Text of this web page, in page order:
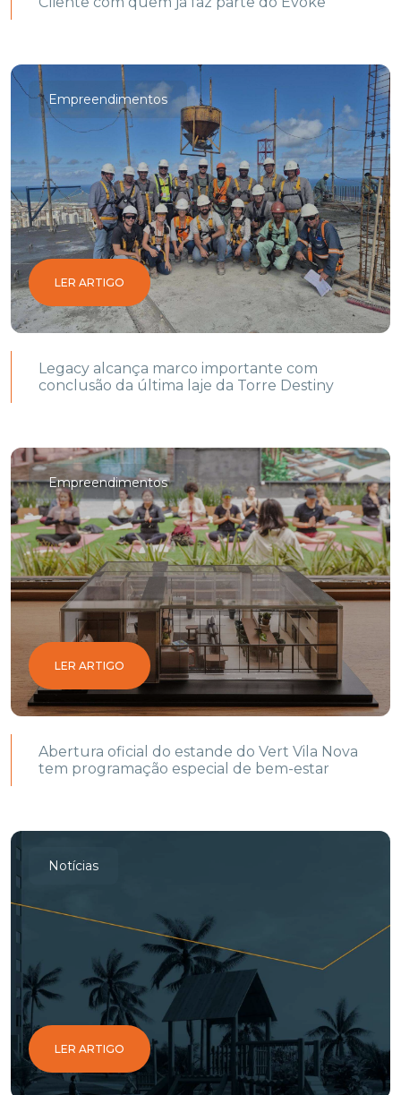
Empreendimentos
LER ARTIGO
Legacy alcança marco importante com
conclusão da última laje da Torre Destiny
Empreendimentos
LER ARTIGO
Abertura oficial do estande do Vert Vila Nova
tem programação especial de bem-estar
Notícias
LER ARTIGO